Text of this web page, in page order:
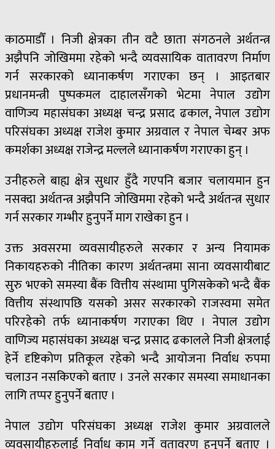
काठमाडौँ । निजी क्षेत्रका तीन वटै छाता संगठनले अर्थतन्त्र
अझैपनि जोखिममा रहेको भन्दै व्यवसायिक वातावरण निर्माण
गर्न सरकारको ध्यानाकर्षण गराएका छन् । आइतबार
प्रधानमन्त्री पुष्पकमल दाहालसँगको भेटमा नेपाल उद्योग
वाणिज्य महासंघका अध्यक्ष चन्द्र प्रसाद ढकाल, नेपाल उद्योग
परिसंघका अध्यक्ष राजेश कुमार अग्रवाल र नेपाल चेम्बर अफ
कमर्शका अध्यक्ष राजेन्द्र मल्लले ध्यानाकर्षण गराएका हुन् ।
उनीहरुले बाह्य क्षेत्र सुधार हुँदै गएपनि बजार चलायमान हुन
नसक्दा अर्थतन्त्र अझैपनि जोखिममा रहेको भन्दै अर्थतन्त्र सुधार
गर्न सरकार गम्भीर हुनुपर्ने माग राखेका हुन ।
उक्त अवसरमा व्यवसायीहरुले सरकार र अन्य नियामक
निकायहरुको नीतिका कारण अर्थतन्त्रमा साना व्यवसायीबाट
सुरु भएको समस्या बैंक वित्तीय संस्थामा पुगिसकेको भन्दै बैंक
वित्तीय संस्थापछि यसको असर सरकारको राजस्वमा समेत
परिरहेको तर्फ ध्यानाकर्षण गराएका थिए । नेपाल उद्योग
वाणिज्य महासंघका अध्यक्ष चन्द्र प्रसाद ढकालले निजी क्षेत्रलाई
हेर्ने दृष्टिकोण प्रतिकूल रहेको भन्दै आयोजना निर्वाध रुपमा
चलाउन नसकिएको बताए । उनले सरकार समस्या समाधानका
लागि तप्पर हुनुपर्ने बताए ।
नेपाल उद्योग परिसंघका अध्यक्ष राजेश कुमार अग्रवालले
व्यवसायीहरुलाई निर्वाध काम गर्ने वतावरण हुनुपर्ने बताए ।